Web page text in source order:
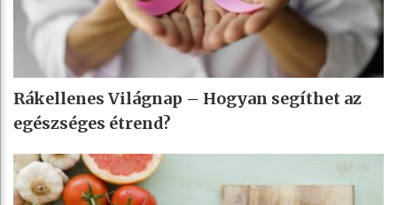
Rákellenes Világnap – Hogyan segíthet az
egészséges étrend?